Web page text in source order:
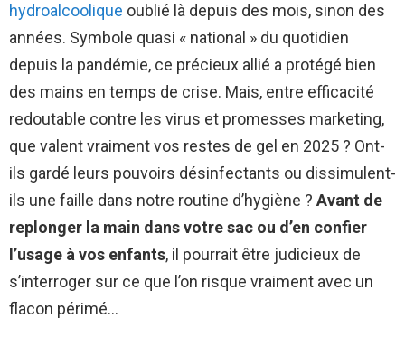
hydroalcoolique oublié là depuis des mois, sinon des
années. Symbole quasi « national » du quotidien
depuis la pandémie, ce précieux allié a protégé bien
des mains en temps de crise. Mais, entre efficacité
redoutable contre les virus et promesses marketing,
que valent vraiment vos restes de gel en 2025 ? Ont-
ils gardé leurs pouvoirs désinfectants ou dissimulent-
ils une faille dans notre routine d’hygiène ? Avant de
replonger la main dans votre sac ou d’en confier
l’usage à vos enfants, il pourrait être judicieux de
s’interroger sur ce que l’on risque vraiment avec un
flacon périmé…